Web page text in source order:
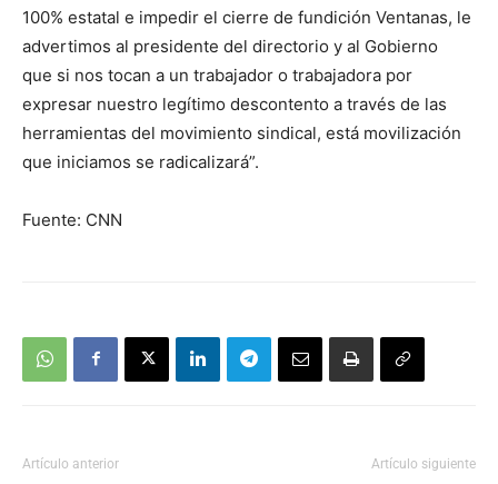
100% estatal e impedir el cierre de fundición Ventanas, le
advertimos al presidente del directorio y al Gobierno
que si nos tocan a un trabajador o trabajadora por
expresar nuestro legítimo descontento a través de las
herramientas del movimiento sindical, está movilización
que iniciamos se radicalizará”.
Fuente: CNN
Artículo anterior Artículo siguiente